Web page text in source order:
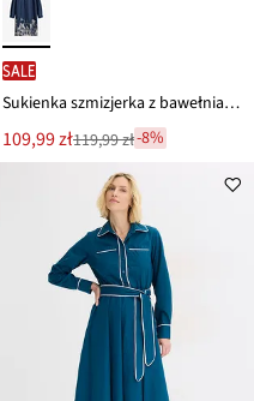
SALE
Sukienka szmizjerka z bawełnianej popeliny
Nowa
cena
109,99 zł
Przeceniono119,99 zł-8%